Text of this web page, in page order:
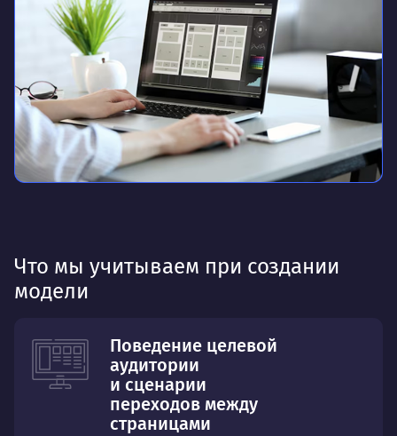
Что мы учитываем при создании
модели
Поведение целевой
аудитории
и сценарии
переходов между
страницами